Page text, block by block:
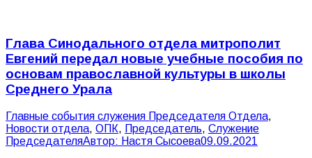
Глава Синодального отдела митрополит
Евгений передал новые учебные пособия по
основам православной культуры в школы
Среднего Урала
Главные события служения Председателя Отдела,
Новости отдела, ОПК, Председатель, Служение
ПредседателяАвтор: Настя Сысоева09.09.2021